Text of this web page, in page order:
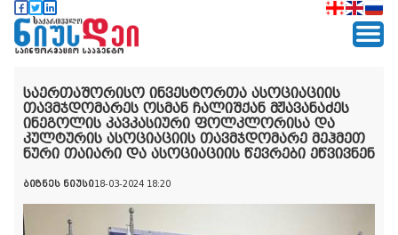
საერთაშორისო ინვესტორთა ასოციაციის
თავმჯდომარეს ოსმან ჩალიშქან მჟავანაძეს
ინეგოლის კავკასიური ფოლკლორისა და
კულტურის ასოციაციის თავმჯდომარე მეჰმეთ
ნური თაიარი და ასოციაციის წევრები ეწვივნენ
ბიზნეს ნიუსი18-03-2024 18:20